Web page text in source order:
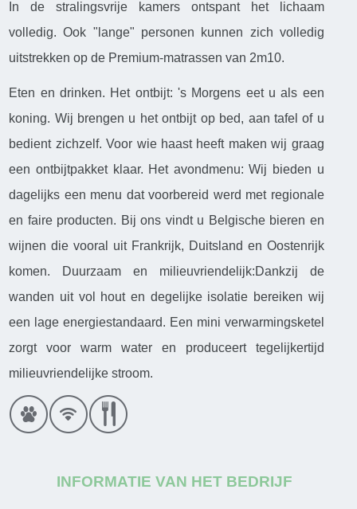
In de stralingsvrije kamers ontspant het lichaam
volledig. Ook "lange" personen kunnen zich volledig
uitstrekken op de Premium-matrassen van 2m10.
Eten en drinken. Het ontbijt: 's Morgens eet u als een
koning. Wij brengen u het ontbijt op bed, aan tafel of u
bedient zichzelf. Voor wie haast heeft maken wij graag
een ontbijtpakket klaar. Het avondmenu: Wij bieden u
dagelijks een menu dat voorbereid werd met regionale
en faire producten. Bij ons vindt u Belgische bieren en
wijnen die vooral uit Frankrijk, Duitsland en Oostenrijk
komen. Duurzaam en milieuvriendelijk:Dankzij de
wanden uit vol hout en degelijke isolatie bereiken wij
een lage energiestandaard. Een mini verwarmingsketel
zorgt voor warm water en produceert tegelijkertijd
milieuvriendelijke stroom.
INFORMATIE VAN HET BEDRIJF